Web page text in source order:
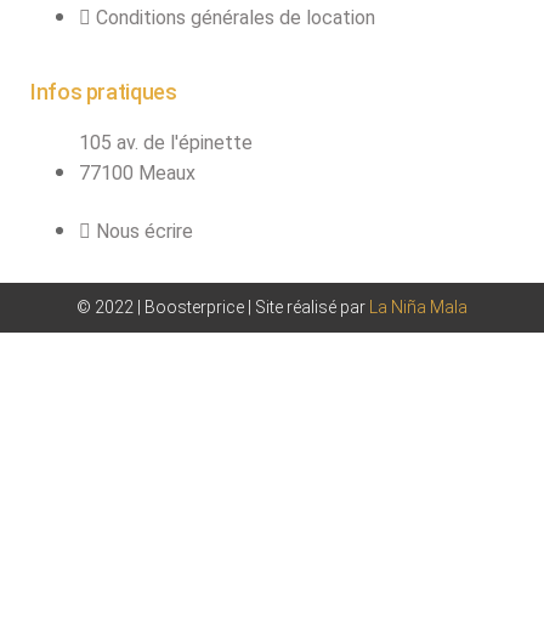
Conditions générales de location
Infos pratiques
105 av. de l'épinette
77100 Meaux
Nous écrire
© 2022 | Boosterprice | Site réalisé par La Niña Mala